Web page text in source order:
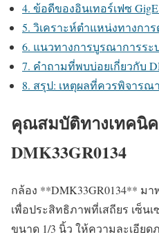
4. ข้อดีของอินเทอร์เฟซ
5. วิเคราะห์ตำแหน่งทางกา
6. แนวทางการบูรณาการร
7. คำถามที่พบบ่อยเกี่ยวกับ
8. สรุป: เหตุผลที่ควรพิจารณ
คุณสมบัติทางเทคนิ
DMK33GR0134
กล้อง **DMK33GR0134** ม
เพื่อประสิทธิภาพที่เสถียร เซ็นเ
ขนาด 1/3 นิ้ว ให้ความละเอียด